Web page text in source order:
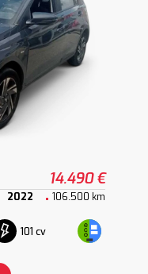
14.490 €
2022 106.500 km
101 cv